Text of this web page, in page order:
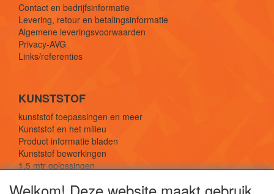
Contact en bedrijfsinformatie
Levering, retour en betalingsinformatie
Algemene leveringsvoorwaarden
Privacy-AVG
Links/referenties
KUNSTSTOF
kunststof toepassingen en meer
Kunststof en het milieu
Product informatie bladen
Kunststof bewerkingen
1,5 mtr oplossingen